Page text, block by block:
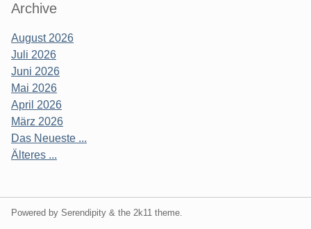
Archive
August 2026
Juli 2026
Juni 2026
Mai 2026
April 2026
März 2026
Das Neueste ...
Älteres ...
Powered by Serendipity & the 2k11 theme.